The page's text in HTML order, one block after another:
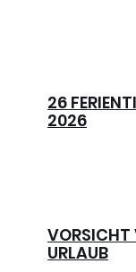
26
2026
VORSICHT
URLAUB